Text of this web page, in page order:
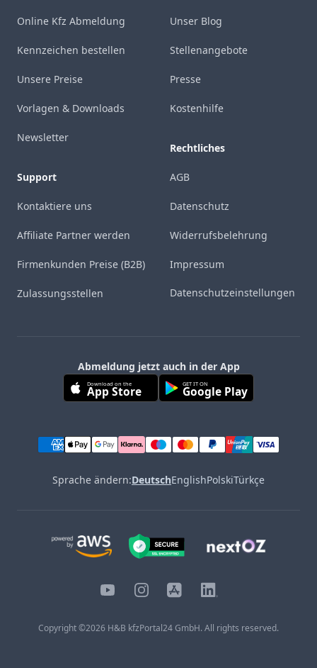
Online Kfz Abmeldung
Kennzeichen bestellen
Unsere Preise
Vorlagen & Downloads
Newsletter
Support
Kontaktiere uns
Affiliate Partner werden
Firmenkunden Preise (B2B)
Zulassungsstellen
Unser Blog
Stellenangebote
Presse
Kostenhilfe
Rechtliches
AGB
Datenschutz
Widerrufsbelehrung
Impressum
Datenschutzeinstellungen
Abmeldung jetzt auch in der App
Download on the
App Store GET IT ON
Google Play
Sprache ändern:DeutschEnglishPolskiTürkçe
YouTubeInstagram
iOS LinkedIn
Copyright ©2026 H&B kfzPortal24 GmbH. All rights reserved.